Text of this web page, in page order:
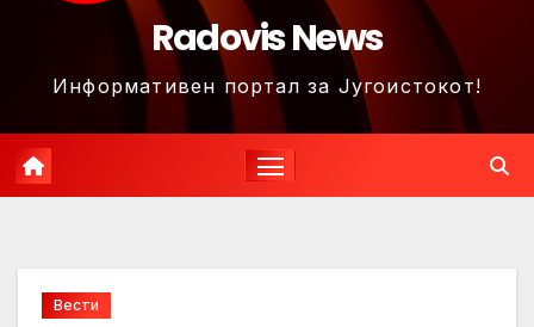
Radovis News
Информативен портал за Југоистокот!
Вести